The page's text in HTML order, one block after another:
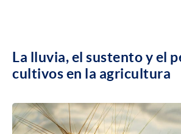
La lluvia, el sustento y el
cultivos en la agricultura